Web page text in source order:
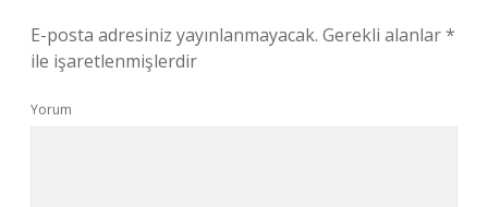
E-posta adresiniz yayınlanmayacak. Gerekli alanlar*
ile işaretlenmişlerdir
Yorum